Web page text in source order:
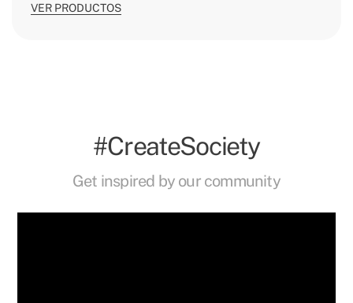
VER PRODUCTOS
#CreateSociety
Get inspired by our community